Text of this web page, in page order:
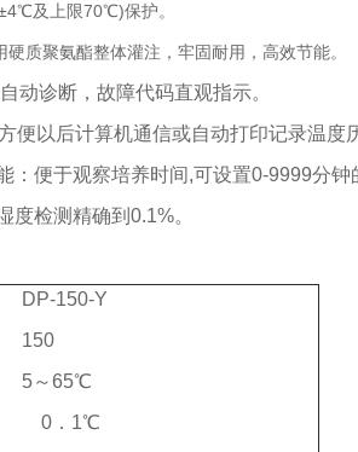
及上限70℃)保护。
质聚氨酯整体灌注，牢固耐用，高效节能。
动诊断，故障代码直观指示。
便以后计算机通信或自动打印记录温度
：便于观察培养时间,可设置0-9999分钟
检测精确到0.1%。
DP-150-Y
150
5～65℃
0．1℃